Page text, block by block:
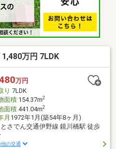
万円 7LDK
万円
り 7LDK
面積154.37m2
面積441.04m2
月 1972年1月(築54年8ヶ月)
とさでん交通伊野線 鏡川橋駅 徒歩
他の交通